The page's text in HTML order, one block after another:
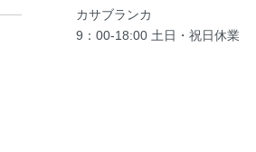
カサブランカ
9：00-18:00 土日・祝日休業